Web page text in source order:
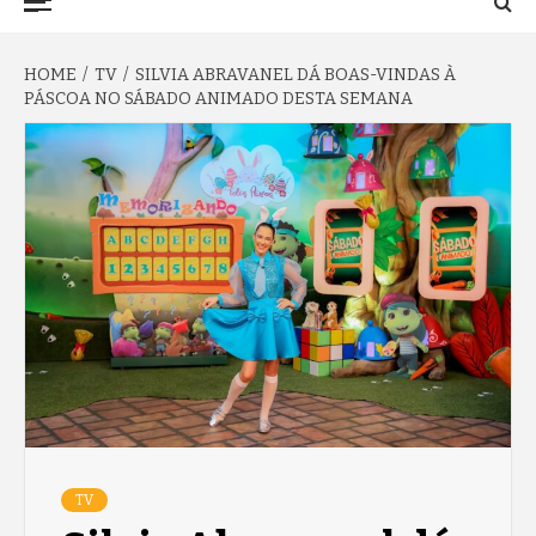
HOME TV
SILVIA ABRAVANEL DÁ BOAS-VINDAS À
PÁSCOA NO SÁBADO ANIMADO DESTA SEMANA
TV